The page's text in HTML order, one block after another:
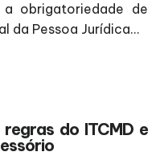
obrigatoriedade de
da Pessoa Jurídica...
do ITCMD e